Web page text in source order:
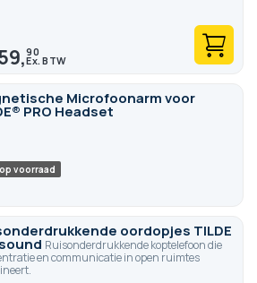
90
Microfoonarm voor
PRO Headset
voorraad
oordopjes TILDE
Ruisonderdrukkende koptelefoon die
en communicatie in open ruimtes